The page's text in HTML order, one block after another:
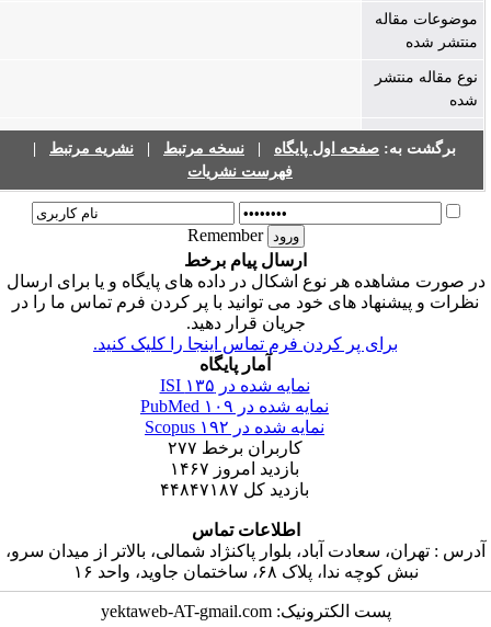
موضوعات مقاله
منتشر شده
نوع مقاله منتشر
شده
برگشت به:صفحه اول پایگاه| نسخه مرتبط| نشریه مرتبط|
فهرست نشریات
Remember
ارسال پیام برخط
صورت مشاهده هر نوع اشکال در داده های پایگاه و یا برای ارسال
نظرات و پیشنهاد های خود می توانید با پر کردن فرم تماس ما را در
جریان قرار دهید.
برای پر کردن فرم تماس اینجا را کلیک کنید.
آمار پایگاه
نمایه شده در ISI۱۳۵
نمایه شده در PubMed۱۰۹
نمایه شده در Scopus۱۹۲
کاربران برخط۲۷۷
بازدید امروز۱۴۶۷
بازدید کل ۴۴۸۴۷۱۸۷
اطلاعات تماس
: تهران، سعادت آباد، بلوار پاکنژاد شمالی، بالاتر از میدان سرو،
نبش کوچه ندا، پلاک ۶۸، ساختمان جاوید، واحد ۱۶
پست الکترونیک: yektaweb-AT-gmail.com